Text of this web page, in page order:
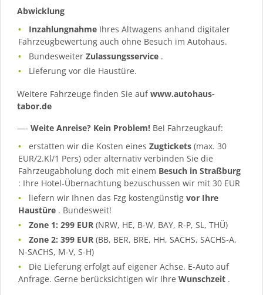
Abwicklung
Inzahlungnahme Ihres Altwagens anhand digitaler
Fahrzeugbewertung auch ohne Besuch im Autohaus.
BundesweiterZulassungsservice .
Lieferung vor die Haustüre.
Weitere Fahrzeuge finden Sie aufwww.autohaus-
tabor.de
—- Weite Anreise? Kein Problem! Bei Fahrzeugkauf:
erstatten wir die Kosten einesZugtickets(max. 30
EUR/2.Kl/1 Pers) oder alternativ verbinden Sie die
Fahrzeugabholung doch mit einem Besuch in Straßburg
: Ihre Hotel-Übernachtung bezuschussen wir mit 30 EUR
liefern wir Ihnen das Fzg kostengünstigvor Ihre
Haustüre . Bundesweit!
Zone 1: 299 EUR (NRW, HE, B-W, BAY, R-P, SL, THÜ)
Zone 2: 399 EUR (BB, BER, BRE, HH, SACHS, SACHS-A,
N-SACHS, M-V, S-H)
Die Lieferung erfolgt auf eigener Achse. E-Auto auf
Anfrage. Gerne berücksichtigen wir Ihre Wunschzeit .